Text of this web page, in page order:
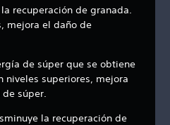
recuperación de granada.
mejora el daño de
de súper que se obtiene
niveles superiores, mejora
súper.
la recuperación de